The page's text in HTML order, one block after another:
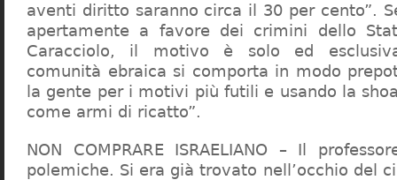
aventi diritto saranno circa il 30 per cento”.
apertamente a favore dei crimini dello
Caracciolo, il motivo è solo ed
comunità ebraica si comporta in modo
la gente per i motivi più futili e usando la
come armi di ricatto”.
NON COMPRARE ISRAELIANO – Il
polemiche. Si era già trovato nell’occhio del